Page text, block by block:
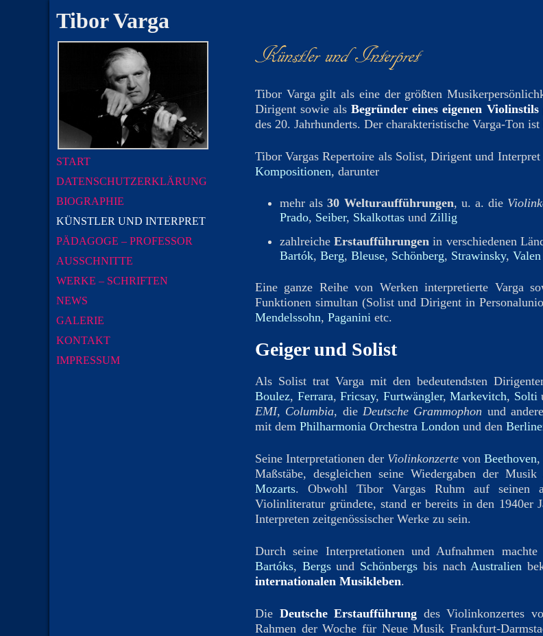
Tibor Varga
START
DATENSCHUTZERKLÄRUNG
BIOGRAPHIE
KÜNSTLER UND INTERPRET
PÄDAGOGE – PROFESSOR
AUSSCHNITTE
WERKE – SCHRIFTEN
NEWS
GALERIE
KONTAKT
IMPRESSUM
Künstler und Interpret
Tibor Varga gilt als eine der größten
Dirigent sowie alsBegründer eines eigenen Violinstils
des 20. Jahrhunderts. Der charakteristische Varga-Ton
Tibor Vargas Repertoire als Solist, Dirigent und
Kompositionen, darunter
mehr als 30 Welturaufführungen, u. a. die
Prado, Seiber, Skalkottas und Zillig
zahlreicheErstaufführungen in verschiedenen
Bartók, Berg, Bleuse, Schönberg, Strawinsky, Valen
Eine ganze Reihe von Werken interpretierte Varga
Funktionen simultan (Solist und Dirigent in
Mendelssohn, Paganini etc.
Geiger und Solist
Als Solist trat Varga mit den bedeutendsten
Boulez, Ferrara, Fricsay, Furtwängler, Markevitch, Solti
EMI, Columbia, dieDeutsche Grammophon und
mit dem Philharmonia Orchestra London und den
Seine Interpretationen der Violinkonzerte von Beethoven,
Maßstäbe, desgleichen seine Wiedergaben der Musik
Mozarts. Obwohl Tibor Vargas Ruhm auf seinen
Violinliteratur gründete, stand er bereits in den 1940er
Interpreten zeitgenössischer Werke zu sein.
Durch seine Interpretationen und Aufnahmen
Bartóks, Bergsund Schönbergs bis nachAustralien
internationalen Musikleben.
Die Deutsche Erstaufführung des Violinkonzertes
Rahmen der Woche für Neue Musik Frankfurt-